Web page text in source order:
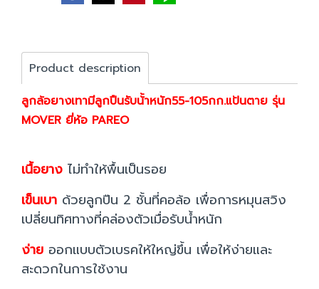
Product description
ลูกล้อยางเทามีลูกปืนรับน้้าหนัก55-105กก.แป้นตาย รุ่น
MOVER ยี่ห้อ PAREO
เนื้อยาง ไม่ทำให้พื้นเป็นรอย
เข็นเบา ด้วยลูกปืน 2 ชั้นที่คอล้อ เพื่อการหมุนสวิง
เปลี่ยนทิศทางที่คล่องตัวเมื่อรับน้ำหนัก
ง่าย ออกแบบตัวเบรคให้ใหญ่ขึ้น เพื่อให้ง่ายและ
สะดวกในการใช้งาน